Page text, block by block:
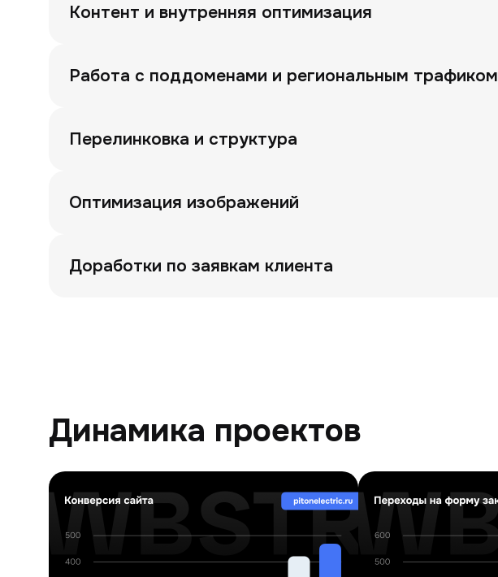
Контент и внутренняя оптимизация
Работа с поддоменами и региональным трафиком
Перелинковка и структура
Оптимизация изображений
Доработки по заявкам клиента
Динамика проектов